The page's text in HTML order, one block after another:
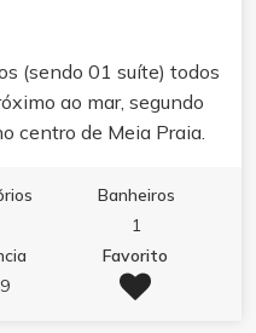
(sendo 01 suíte) todos
ao mar, segundo
centro de Meia Praia.
micro-ondas,
forno, sacada fechada
Wi-Fi, 01 garagem
02 camas de casal;
Banheiros
1
Favorito